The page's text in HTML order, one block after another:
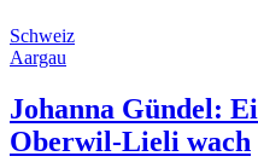
Schweiz
Aargau
Johanna Gündel:
Oberwil-Lieli wach